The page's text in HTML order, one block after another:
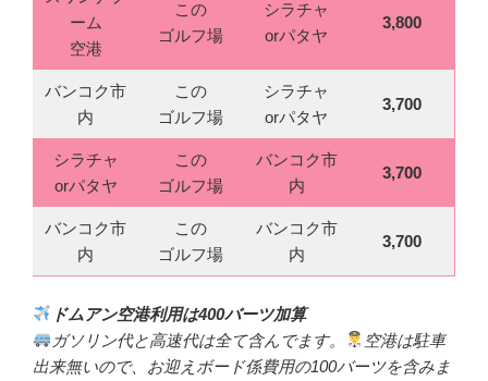
ーム
空港
この
ゴルフ場
シラチャ
orパタヤ
3,800
バンコク市
内
この
ゴルフ場
シラチャ
orパタヤ
3,700
シラチャ
orパタヤ
この
ゴルフ場
バンコク市
内
3,700
バンコク市
内
この
ゴルフ場
バンコク市
内
3,700
ドムアン空港利用は400バーツ加算
ガソリン代と高速代は全て含んでます。
空港は駐車
出来無いので、お迎えボード係費用の100バーツを含みま